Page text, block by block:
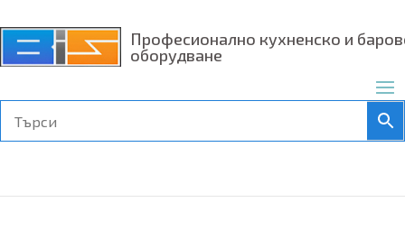
Професионално кухненско и
оборудване